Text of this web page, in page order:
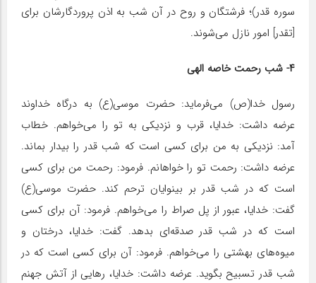
سوره قدر)؛ فرشتگان و روح در آن شب به اذن پروردگارشان برای
[تقدر] امور نازل می‌شوند.
۴- شب رحمت خاصۀ الهی
رسول خدا(ص) می‌فرماید: حضرت موسی(ع) به درگاه خداوند
عرضه داشت: خدایا، قرب و نزدیکی به تو را می‌خواهم. خطاب
آمد: نزدیکی به من برای کسی است که شب قدر را بیدار بماند.
عرضه داشت: رحمت تو را خواهانم. فرمود: رحمت من برای کسی
است که در شب قدر بر بینوایان ترحم کند. حضرت موسی(ع)
گفت: خدایا، عبور از پل صراط را می‌خواهم. فرمود: آن برای کسی
است که در شب قدر صدقه‌ای بدهد. گفت: خدایا، درختان و
میوه‌های بهشتی را می‌خواهم. فرمود: آن برای کسی است که در
شب قدر تسبیح بگوید. عرضه داشت: خدایا، رهایی از آتش جهنم